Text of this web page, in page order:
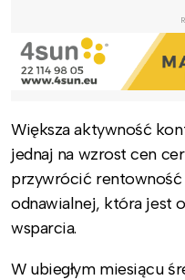
Większa aktywność
jednaj na wzrost cen
przywrócić
odnawialnej, która jest
wsparcia.
W ubiegłym miesiącu